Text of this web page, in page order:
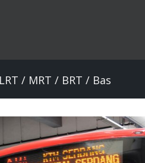
/ MRT / BRT / Bas